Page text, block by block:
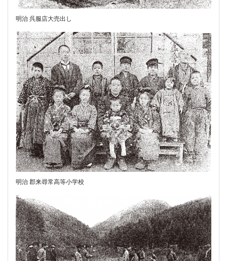
明治 呉服店大売出し
明治 郡来尋常高等小学校